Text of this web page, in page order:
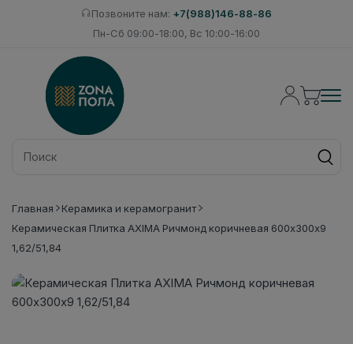
Позвоните нам: +7(988)146-88-86
Пн-Сб 09:00-18:00, Вс 10:00-16:00
Главная
Керамика и керамогранит
Керамическая Плитка AXIMA Ричмонд коричневая 600х300х9
1,62/51,84